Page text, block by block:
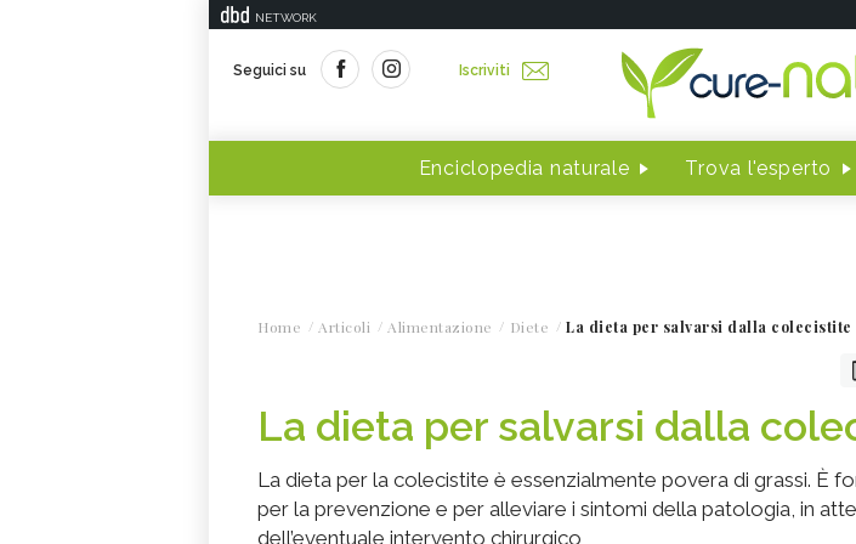
NETWORK
Seguici su Iscriviti
Enciclopedia naturale Trova l'esperto
Home Articoli Alimentazione Diete La dieta per salvarsi dalla colecistite
La dieta per salvarsi dalla
La dieta per la colecistite è essenzialmente povera di grassi. È
per la prevenzione e per alleviare i sintomi della patologia, in
dell’eventuale intervento chirurgico